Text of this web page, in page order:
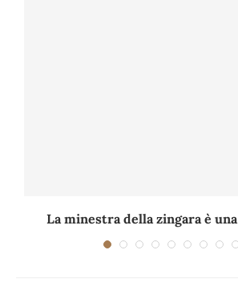
La minestra della zingara è